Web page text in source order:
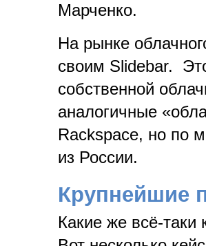
Марченко.
На рынке
своим Slidebar.
собственной
аналогичные
Rackspace, но по
из России.
Крупнейшие
Какие же всё-таки